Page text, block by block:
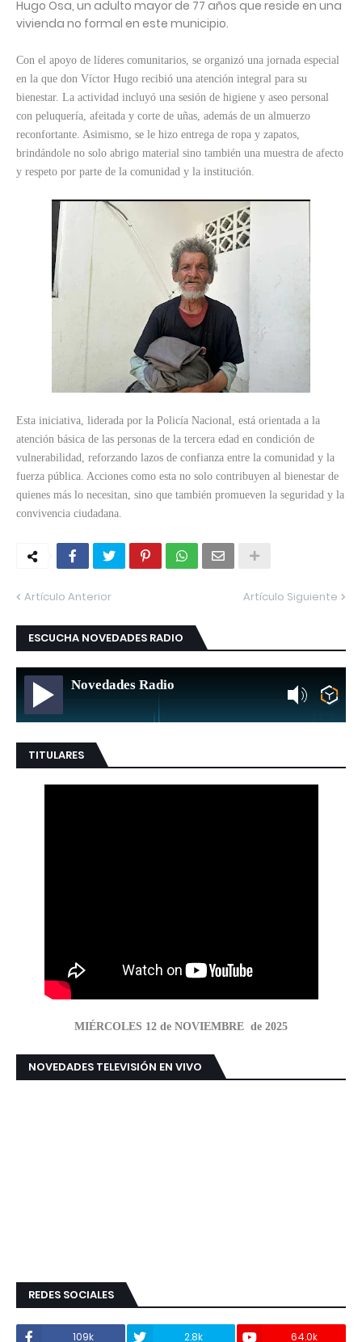
Hugo Osa, un adulto mayor de 77 años que reside en una
vivienda no formal en este municipio.
Con el apoyo de líderes comunitarios, se organizó una jornada especial
en la que don Víctor Hugo recibió una atención integral para su
bienestar. La actividad incluyó una sesión de higiene y aseo personal
con peluquería, afeitada y corte de uñas, además de un almuerzo
reconfortante. Asimismo, se le hizo entrega de ropa y zapatos,
brindándole no solo abrigo material sino también una muestra de afecto
y respeto por parte de la comunidad y la institución.
Esta iniciativa, liderada por la Policía Nacional, está orientada a la
atención básica de las personas de la tercera edad en condición de
vulnerabilidad, reforzando lazos de confianza entre la comunidad y la
fuerza pública. Acciones como esta no solo contribuyen al bienestar de
quienes más lo necesitan, sino que también promueven la seguridad y la
convivencia ciudadana.
Artículo Anterior Artículo Siguiente
ESCUCHA NOVEDADES RADIO
Novedades Radio
TITULARES
MIÉRCOLES 12 de NOVIEMBRE de 2025
NOVEDADES TELEVISIÓN EN VIVO
REDES SOCIALES
109k 2.8k 64.0k